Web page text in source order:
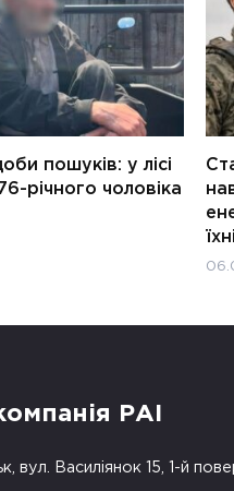
пошуків: у лісі
річного чоловіка
РАІ
вул. Василіянок 15, 1-й